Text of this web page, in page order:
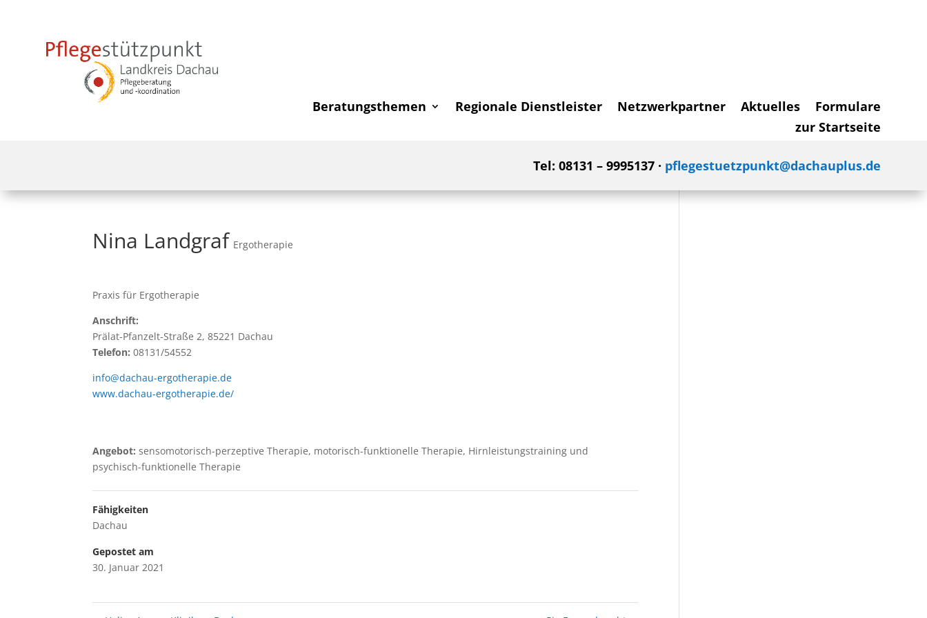
Beratungsthemen Regionale Dienstleister Netzwerkpartner Aktuelles
Formulare
zur Startseite
Tel: 08131 – 9995137 · pflegestuetzpunkt@dachauplus.de
Nina Landgraf Ergotherapie
Praxis für Ergotherapie
Anschrift:
Prälat-Pfanzelt-Straße 2, 85221 Dachau
Telefon: 08131/54552
info@dachau-ergotherapie.de
www.dachau-ergotherapie.de/
Angebot: sensomotorisch-perzeptive Therapie, motorisch-funktionelle Therapie, Hirnleistungstraining und
psychisch-funktionelle Therapie
Fähigkeiten
Dachau
Gepostet am
30. Januar 2021